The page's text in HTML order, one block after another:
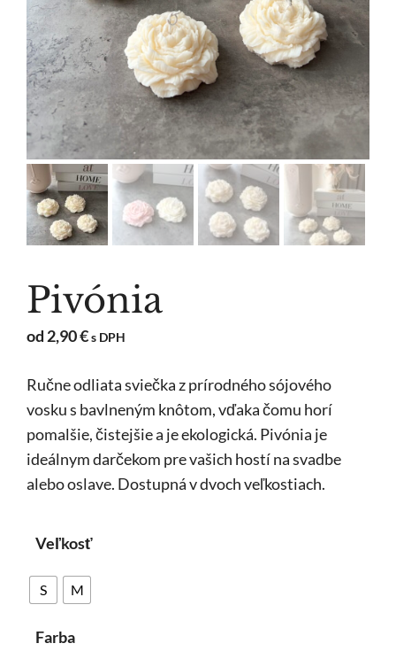
Pivónia
od 2,90€s DPH
Ručne odliata sviečka z prírodného sójového
vosku s bavlneným knôtom, vďaka čomu horí
pomalšie, čistejšie a je ekologická. Pivónia je
ideálnym darčekom pre vašich hostí na svadbe
alebo oslave. Dostupná v dvoch veľkostiach.
Veľkosť
S M
Farba